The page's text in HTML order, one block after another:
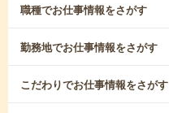
職種でお仕事情報をさがす
勤務地でお仕事情報をさがす
こだわりでお仕事情報をさがす